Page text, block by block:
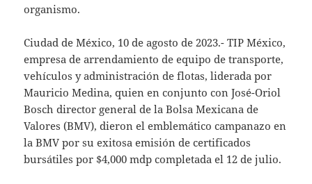
organismo.
Ciudad de México, 10 de agosto de 2023.- TIP México,
empresa de arrendamiento de equipo de transporte,
vehículos y administración de flotas, liderada por
Mauricio Medina, quien en conjunto con José-Oriol
Bosch director general de la Bolsa Mexicana de
Valores (BMV), dieron el emblemático campanazo en
la BMV por su exitosa emisión de certificados
bursátiles por $4,000 mdp completada el 12 de julio.